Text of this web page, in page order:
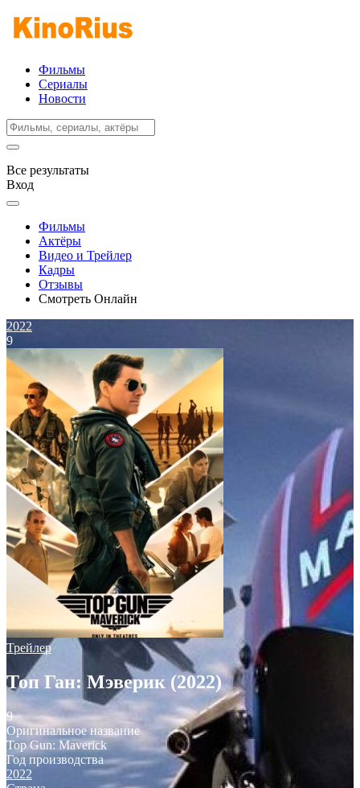
Фильмы
Сериалы
Новости
Все результаты
Вход
Фильмы
Актёры
Видео и Трейлер
Кадры
Отзывы
Смотреть Онлайн
2022
9
Трейлер
Топ Ган: Мэверик (2022)
9
Оригинальное название
Top Gun: Maverick
Год производства
2022